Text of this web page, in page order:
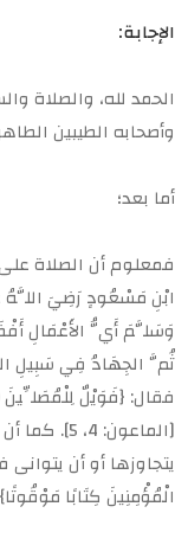
الإجابة:
الحمد لله، والصلاة
وأصحابه الطيبين
أما بعد؛
فمعلوم أن الصلاة
ابْنِ مَسْعُودٍ رَضِيَ اللَّهُ
وَسَلَّمَ أَيُّ الأَعْمَالِ
ثُمَّ الجِهَادُ فِي سَبِيلِ
[الماعون:
يتجاوزها أو أن
الْمُؤْمِنِينَ كِتَابًا مَوْقُوتًا}